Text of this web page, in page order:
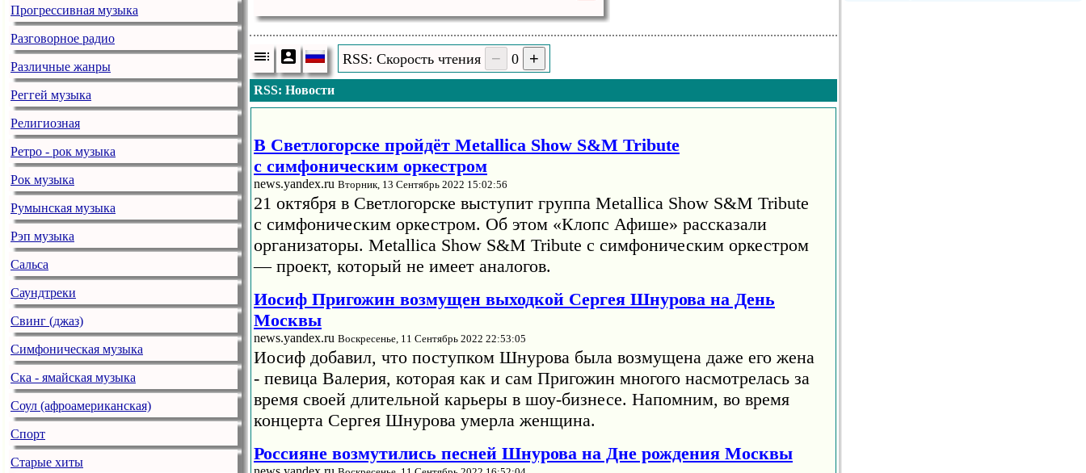
Прогрессивная музыка
Разговорное радио
Различные жанры
Реггей музыка
Религиозная
Ретро - рок музыка
Рок музыка
Румынская музыка
Рэп музыка
Сальса
Саундтреки
Свинг (джаз)
Симфоническая музыка
Ска - ямайская музыка
Соул (афроамериканская)
Спорт
Старые хиты
RSS: Скорость чтения 0
RSS: Новости
В Светлогорске пройдёт Metallica Show S&M Tribute
с симфоническим оркестром
news.yandex.ru Вторник, 13 Сентябрь 2022 15:02:56
21 октября в Светлогорске выступит группа Metallica Show S&M Tribute
с симфоническим оркестром. Об этом «Клопс Афише» рассказали
организаторы. Metallica Show S&M Tribute с симфоническим оркестром
— проект, который не имеет аналогов.
Иосиф Пригожин возмущен выходкой Сергея Шнурова на День
Москвы
news.yandex.ru Воскресенье, 11 Сентябрь 2022 22:53:05
Иосиф добавил, что поступком Шнурова была возмущена даже его жена
- певица Валерия, которая как и сам Пригожин многого насмотрелась за
время своей длительной карьеры в шоу-бизнесе. Напомним, во время
концерта Сергея Шнурова умерла женщина.
Россияне возмутились песней Шнурова на Дне рождения Москвы